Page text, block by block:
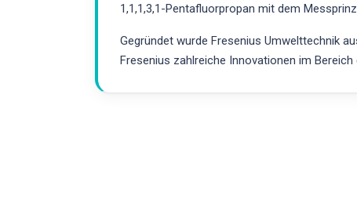
1,1,1,3,1-Pentafluorpropan mit dem
Gegründet wurde Fresenius Umwelttechnik
Fresenius zahlreiche Innovationen im